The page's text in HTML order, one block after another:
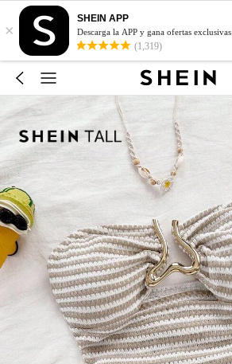
×
SHEIN APP
Descarga la APP y gana ofertas exclusivas
(1,319)